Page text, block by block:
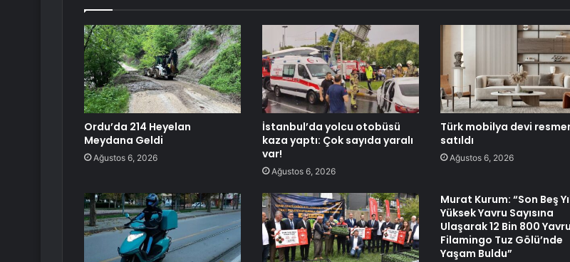
Ordu’da 214 Heyelan
Meydana Geldi
Ağustos 6, 2026
İstanbul’da yolcu otobüsü
kaza yaptı: Çok sayıda yaralı
var!
Ağustos 6, 2026
Türk mobilya devi
satıldı
Ağustos 6, 2026
Murat Kurum: “Son Beş
Yüksek Yavru Sayısına
Ulaşarak 12 Bin 800 Yavru
Filamingo Tuz Gölü’nde
Yaşam Buldu”